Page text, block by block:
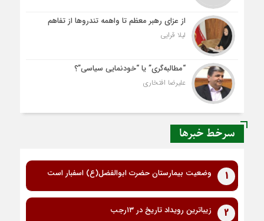
از عزای رهبر معظم تا واهمه تندروها از تفاهم
لیلا قرایی
“مطالبه‌گری” یا “خودنمایی سیاسی”؟
علیرضا افتخاری
سرخط خبرها
1 وضعیت بیمارستان حضرت ابوالفضل(ع) اسفبار است
2 زیباترین رویداد تاریخ در ۱۳رجب